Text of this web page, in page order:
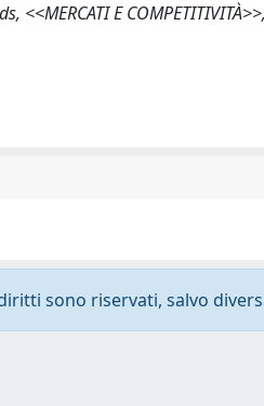
<<MERCATI E
sono riservati, salvo